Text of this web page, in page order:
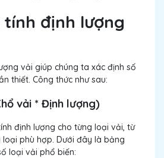
tính định lượng
vải giúp chúng ta xác định số
thiết. Công thức như sau:
vải * Định lượng)
định lượng cho từng loại vải, từ
phù hợp. Dưới đây là bảng
loại vải phổ biến: